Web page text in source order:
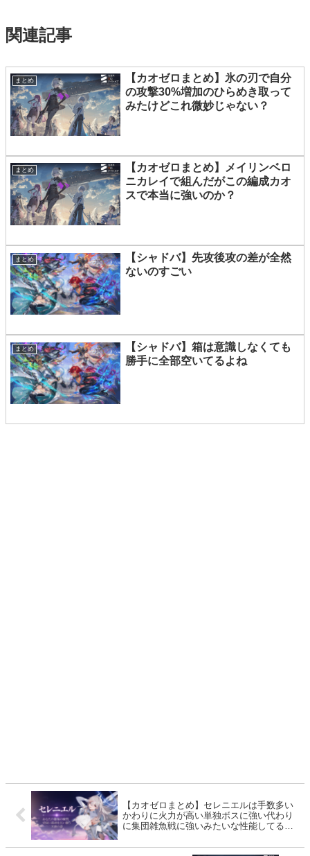
関連記事
まとめ
【カオゼロまとめ】氷の刃で自分
の攻撃30%増加のひらめき取って
みたけどこれ微妙じゃない？
まとめ
【カオゼロまとめ】メイリンベロ
ニカレイで組んだがこの編成カオ
スで本当に強いのか？
まとめ
【シャドバ】先攻後攻の差が全然
ないのすごい
まとめ
【シャドバ】箱は意識しなくても
勝手に全部空いてるよね
【カオゼロまとめ】セレニエルは手数多い
かわりに火力が高い単独ボスに強い代わり
に集団雑魚戦に強いみたいな性能してるで